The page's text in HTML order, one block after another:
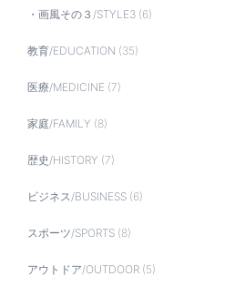
・画風その３/STYLE3 (6)
教育/EDUCATION (35)
医療/MEDICINE (7)
家庭/FAMILY (8)
歴史/HISTORY (7)
ビジネス/BUSINESS (6)
スポーツ/SPORTS (8)
アウトドア/OUTDOOR (5)